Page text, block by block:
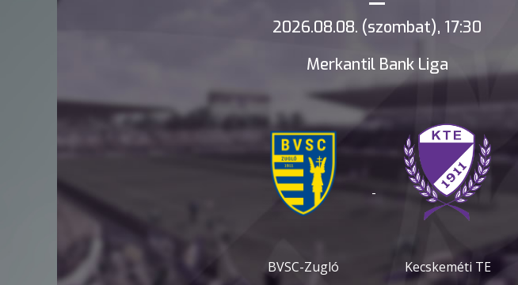
2026.08.08. (szombat), 17:30
Merkantil Bank Liga
BVSC-Zugló
-
Kecskeméti TE